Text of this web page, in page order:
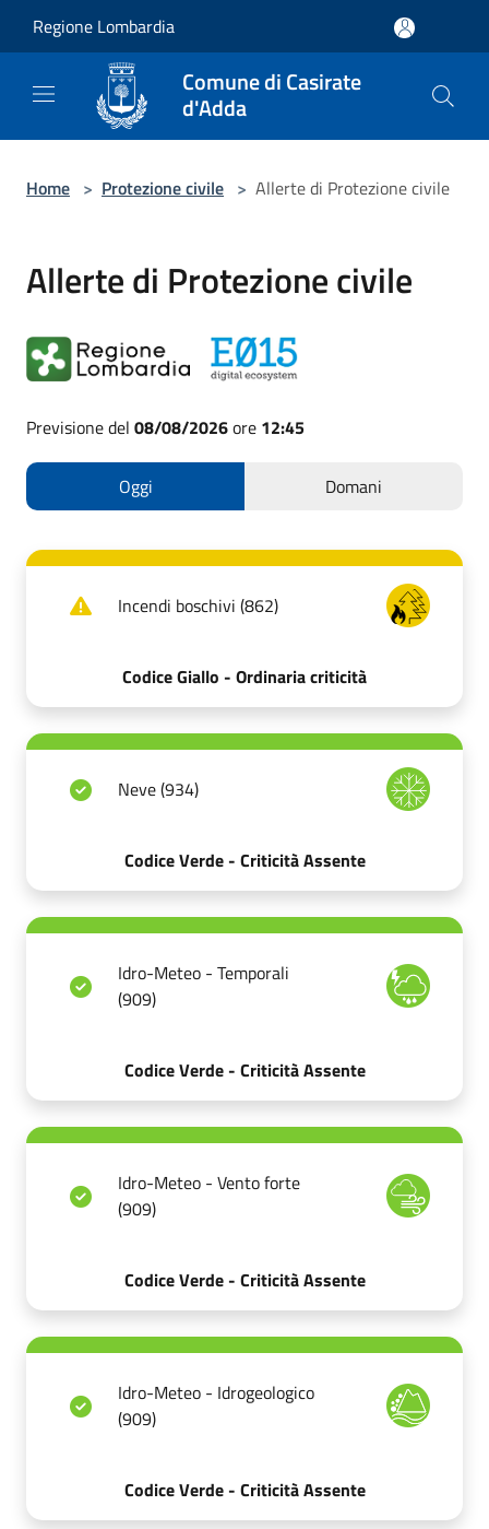
Regione Lombardia
Comune di Casirate
d'Adda
Home > Protezione civile > Allerte di Protezione civile
Allerte di Protezione civile
Previsione del 08/08/2026ore 12:45
Oggi Domani
Incendi boschivi (862)
Codice Giallo - Ordinaria criticità
Neve (934)
Codice Verde - Criticità Assente
Idro-Meteo - Temporali
(909)
Codice Verde - Criticità Assente
Idro-Meteo - Vento forte
(909)
Codice Verde - Criticità Assente
Idro-Meteo - Idrogeologico
(909)
Codice Verde - Criticità Assente